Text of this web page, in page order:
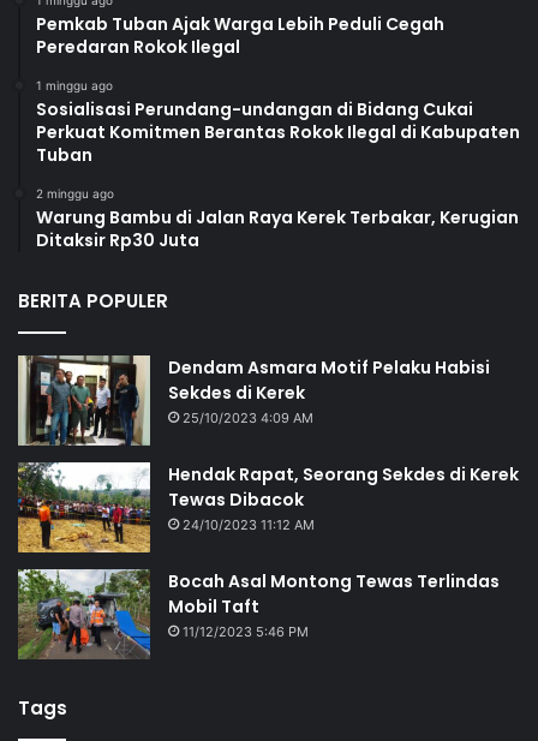
Pemkab Tuban Ajak Warga Lebih Peduli Cegah
Peredaran Rokok Ilegal
1 minggu ago
Sosialisasi Perundang-undangan di Bidang Cukai
Perkuat Komitmen Berantas Rokok Ilegal di Kabupaten
Tuban
2 minggu ago
Warung Bambu di Jalan Raya Kerek Terbakar, Kerugian
Ditaksir Rp30 Juta
BERITA POPULER
Dendam Asmara Motif Pelaku Habisi
Sekdes di Kerek
25/10/2023 4:09 AM
Hendak Rapat, Seorang Sekdes di Kerek
Tewas Dibacok
24/10/2023 11:12 AM
Bocah Asal Montong Tewas Terlindas
Mobil Taft
11/12/2023 5:46 PM
Tags